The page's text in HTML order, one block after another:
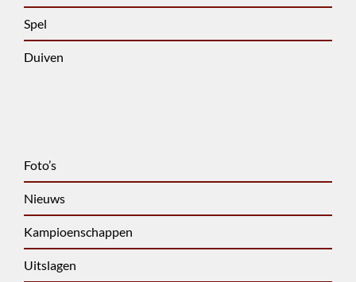
Spel
Duiven
Foto’s
Nieuws
Kampioenschappen
Uitslagen